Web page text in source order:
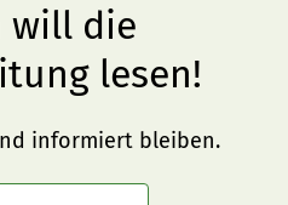
will die
lesen!
informiert bleiben.